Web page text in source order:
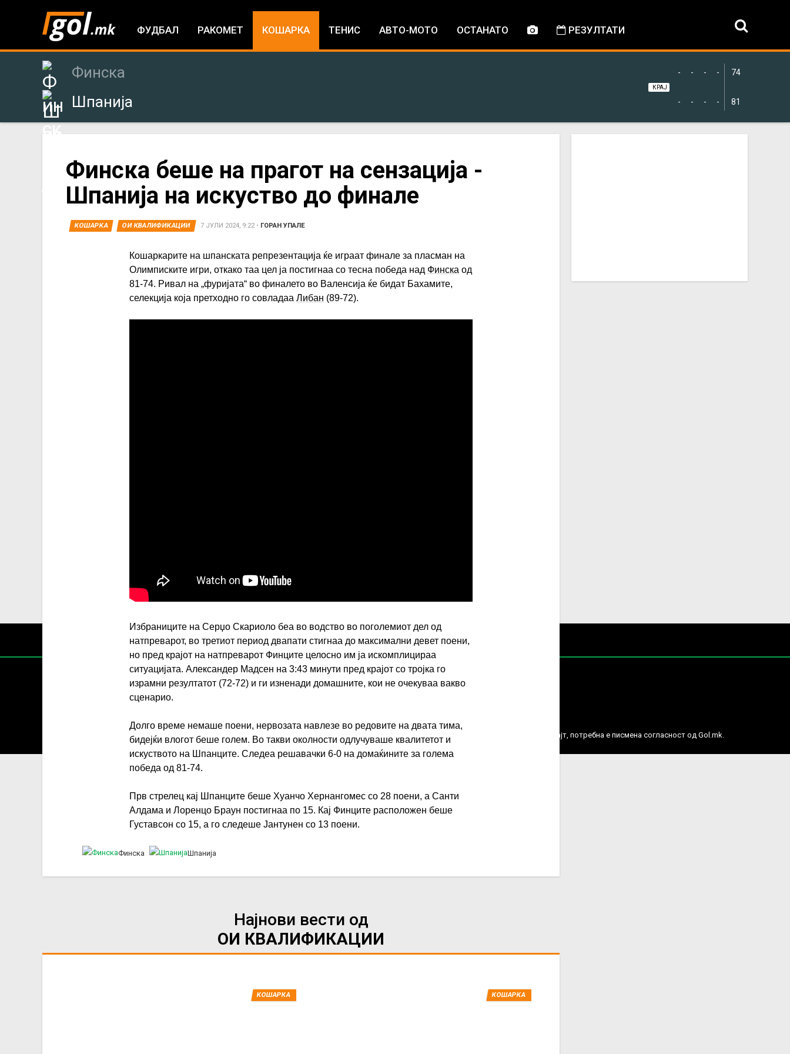
ФУДБАЛ РАКОМЕТ КОШАРКА ТЕНИС АВТО-МОТО ОСТАНАТО РЕЗУЛТАТИ
Финска
Шпанија
74
81
-
-
-
-
-
-
-
-
КРАЈ
here
Финска беше на прагот на сензација -
Шпанија на искуство до финале
КОШАРКА ОИ КВАЛИФИКАЦИИ 7 ЈУЛИ 2024, 9:22• ГОРАН УПАЛЕ
Кошаркарите на шпанската репрезентација ќе играат финале за пласман на
Олимписките игри, откако таа цел ја постигнаа со тесна победа над Финска од
81-74. Ривал на „фуријата“ во финалето во Валенсија ќе бидат Бахамите,
селекција која претходно го совладаа Либан (89-72).
Избраниците на Серџо Скариоло беа во водство во поголемиот дел од
натпреварот, во третиот период двапати стигнаа до максимални девет поени,
но пред крајот на натпреварот Финците целосно им ја искомплицираа
ситуацијата. Александер Мадсен на 3:43 минути пред крајот со тројка го
израмни резултатот (72-72) и ги изненади домашните, кои не очекуваа вакво
сценарио.
Долго време немаше поени, нервозата навлезе во редовите на двата тима,
бидејќи влогот беше голем. Во такви околности одлучуваше квалитетот и
искуството на Шпанците. Следеа решавачки 6-0 на домаќините за голема
победа од 81-74.
Прв стрелец кај Шпанците беше Хуанчо Хернангомес со 28 поени, а Санти
Алдама и Лоренцо Браун постигнаа по 15. Кај Финците расположен беше
Густавсон со 15, а го следеше Јантунен со 13 поени.
Финска Шпанија
Најнови вести од
ОИ КВАЛИФИКАЦИИ
КОШАРКА КОШАРКА
ИМПРЕСУМ МАРКЕТИНГ КОНТАКТ
© 2016-2026 Gol.mk
За секоја форма на распространување, репродукција или комерцијална употреба на текстови, фотографии или податоци од овој веб сајт, потребна е писмена согласност од Gol.mk.